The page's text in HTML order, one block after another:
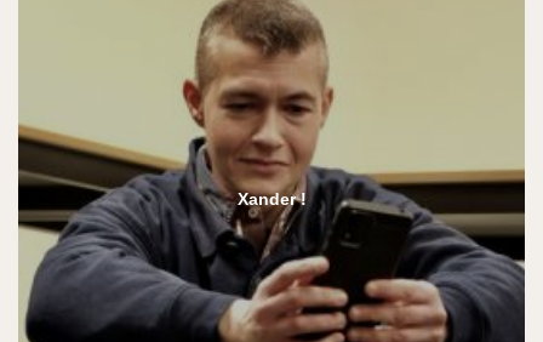
Xander !